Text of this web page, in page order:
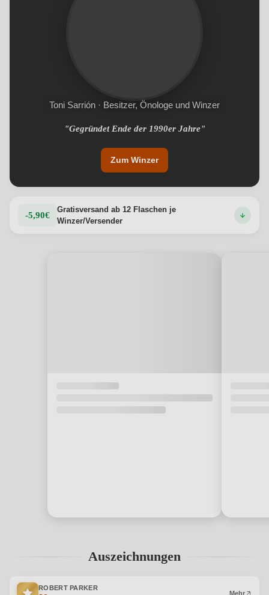
Toni Sarrión · Besitzer, Önologe und Winzer
"Gegründet Ende der 1990er Jahre"
Zum Winzer
-5,90€
Gratisversand ab 12 Flaschen je
Winzer/Versender
Auszeichnungen
ROBERT PARKER
Mehr